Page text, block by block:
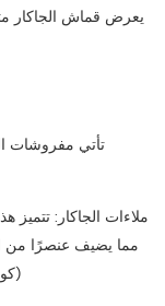
يعرض قماش الجاكار
تأتي مفروشات
ملاءات الجاكار:
مما يضيف عنصرًا من
من الألوان والتصميمات لتكمل أي غرفة نومé(كور)